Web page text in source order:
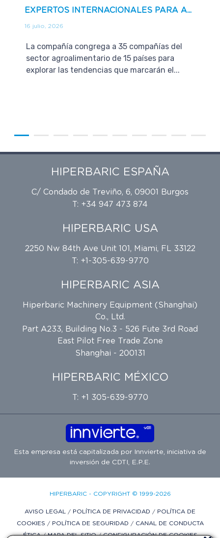
EXPERTOS INTERNACIONALES PARA A...
16 julio, 2026
La compañía congrega a 35 compañías del
sector agroalimentario de 15 países para
explorar las tendencias que marcarán el...
HIPERBARIC ESPAÑA
C/ Condado de Treviño, 6, 09001 Burgos
T: +34 947 473 874
HIPERBARIC USA
2250 Nw 84th Ave Unit 101, Miami, FL 33122
T: +1-305-639-9770
HIPERBARIC ASIA
Hiperbaric Machinery Equipment (Shanghai)
Co., Ltd.
Part A233, Building No.3 - 526 Fute 3rd Road
East Pilot Free Trade Zone
Shanghai - 200131
HIPERBARIC MÉXICO
T: +1 305-639-9770
Esta empresa está capitalizada por Innvierte, iniciativa de
inversión de CDTI, E.P.E.
HIPERBARIC - COPYRIGHT © 1999-2026
AVISO LEGAL / POLÍTICA DE PRIVACIDAD / POLÍTICA DE
COOKIES / POLÍTICA DE SEGURIDAD / CANAL DE CONDUCTA
ÉTICA/MAPA DEL SITIO/CONFIGURACIÓN DE COOKIES